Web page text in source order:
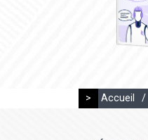
> Accueil /